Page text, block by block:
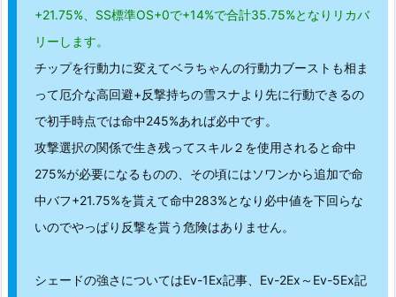
+21.75%、SS標準OS+0で+14%で合計35.75%となりリカバ
リーします。
チップを行動力に変えてベラちゃんの行動力ブーストも相ま
って厄介な高回避+反撃持ちの雪スナより先に行動できるの
で初手時点では命中245%あれば必中です。
攻撃選択の関係で生き残ってスキル２を使用されると命中
275%が必要になるものの、その頃にはソワンから追加で命
中バフ+21.75%を貰えて命中283%となり必中値を下回らな
いのでやっぱり反撃を貰う危険はありません。
シェードの強さについてはEv-1Ex記事、Ev-2Ex～Ev-5Ex記